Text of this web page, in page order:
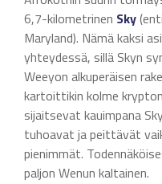
6,7-kilometrinen Sky
Maryland). Nämä kaksi
yhteydessä, sillä Skyn
Weeyon alkuperäisen
kartoittikin kolme
sijaitsevat kauimpana
tuhoavat ja peittävät
pienimmät.
paljon Wenun kaltainen.